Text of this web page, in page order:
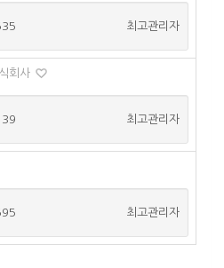
최고관리자
회사
최고관리자
최고관리자